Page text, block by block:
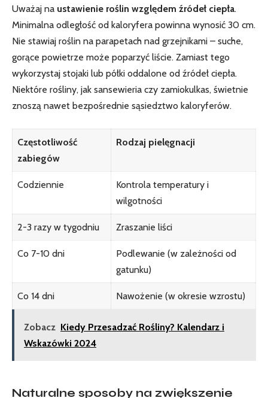
Uważaj na ustawienie roślin ‌względem ‌źródeł ciepła.
Minimalna odległość od​ kaloryfera powinna wynosić 30 cm.
Nie stawiaj roślin ‍na parapetach nad⁤ grzejnikami – suche,
gorące⁤ powietrze może poparzyć liście. Zamiast tego
wykorzystaj stojaki lub półki oddalone od źródeł ciepła.
Niektóre rośliny, jak sansewieria czy ‌zamiokulkas, świetnie
znoszą nawet bezpośrednie ‍sąsiedztwo kaloryferów.
Częstotliwość
zabiegów
Rodzaj pielęgnacji
Codziennie
Kontrola temperatury i
wilgotności
2-3 razy w tygodniu Zraszanie liści
Co 7-10 dni
Podlewanie (w zależności od
gatunku)
Co 14 dni Nawożenie​ (w okresie wzrostu)
Zobacz Kiedy Przesadzać Rośliny? Kalendarz i
Wskazówki 2024
Naturalne sposoby na zwiększenie